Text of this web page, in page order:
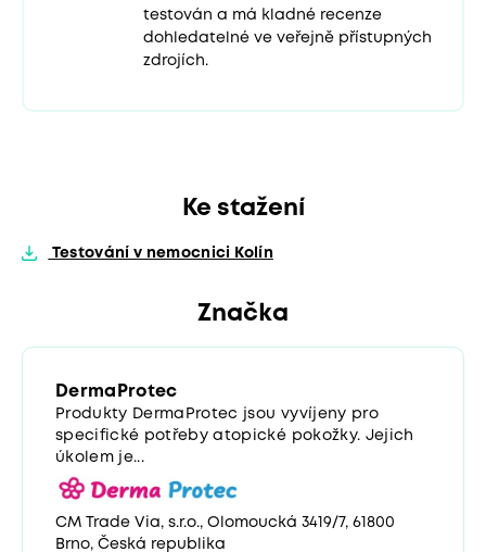
testován a má kladné recenze
dohledatelné ve veřejně přístupných
zdrojích.
Ke stažení
Testování v nemocnici Kolín
Značka
DermaProtec
Produkty DermaProtec jsou vyvíjeny pro
specifické potřeby atopické pokožky. Jejich
úkolem je...
CM Trade Via, s.r.o., Olomoucká 3419/7, 61800
Brno, Česká republika